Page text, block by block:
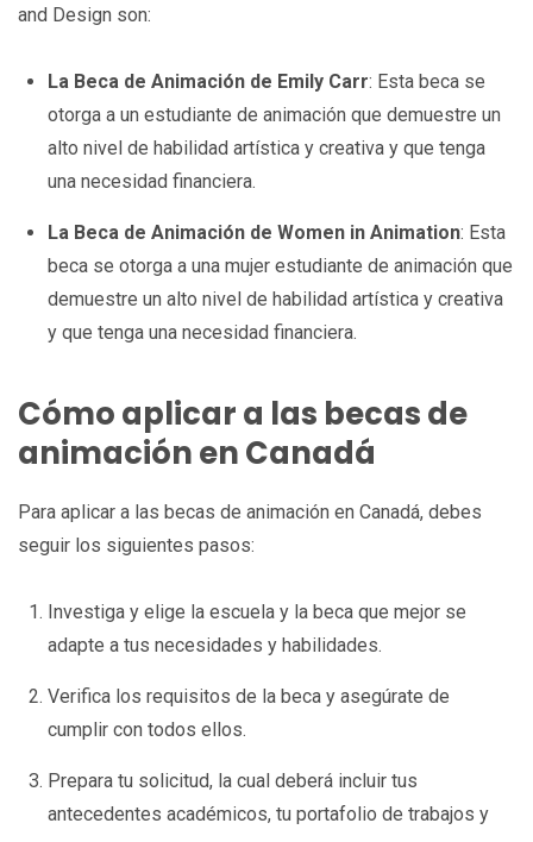
and Design son:
La Beca de Animación de Emily Carr: Esta beca se
otorga a un estudiante de animación que demuestre un
alto nivel de habilidad artística y creativa y que tenga
una necesidad financiera.
La Beca de Animación de Women in Animation: Esta
beca se otorga a una mujer estudiante de animación que
demuestre un alto nivel de habilidad artística y creativa
y que tenga una necesidad financiera.
Cómo aplicar a las becas de
animación en Canadá
Para aplicar a las becas de animación en Canadá, debes
seguir los siguientes pasos:
Investiga y elige la escuela y la beca que mejor se
adapte a tus necesidades y habilidades.
Verifica los requisitos de la beca y asegúrate de
cumplir con todos ellos.
Prepara tu solicitud, la cual deberá incluir tus
antecedentes académicos, tu portafolio de trabajos y